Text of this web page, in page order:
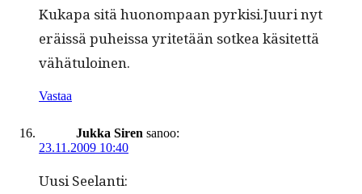
Kuka­pa sitä huonom­paan pyrkisi.Juuri nyt
eräis­sä puheis­sa yritetään sotkea käsitet­tä
vähätuloinen.
Vastaa
Jukka Siren sanoo:
23.11.2009 10:40
Uusi See­lan­ti: